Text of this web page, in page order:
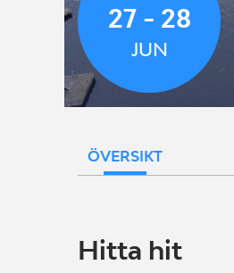
27 - 28
JUN
ÖVERSIKT
Hitta hit